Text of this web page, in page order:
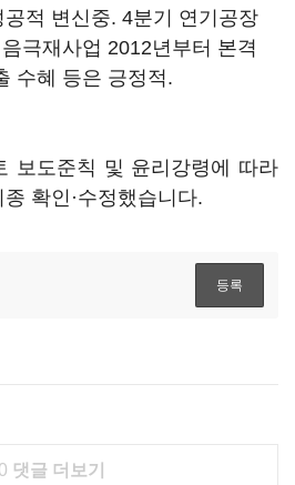
적 변신중. 4분기 연기공장
극재사업 2012년부터 본격
수혜 등은 긍정적.
보도준칙 및 윤리강령에 따라
확인·수정했습니다.
댓글 더보기